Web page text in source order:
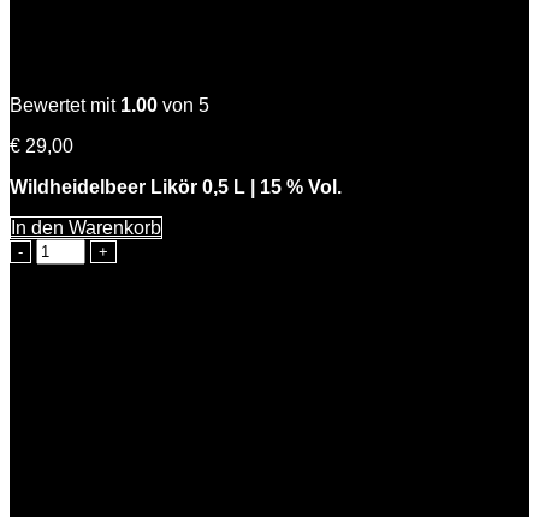
Bewertet mit 1.00 von 5
€ 29,00
Wildheidelbeer Likör 0,5 L | 15 % Vol.
In den Warenkorb
Wilde
Hilde